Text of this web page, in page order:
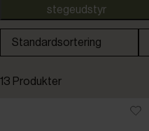
stegeudstyr
Standardsortering
13 Produkter